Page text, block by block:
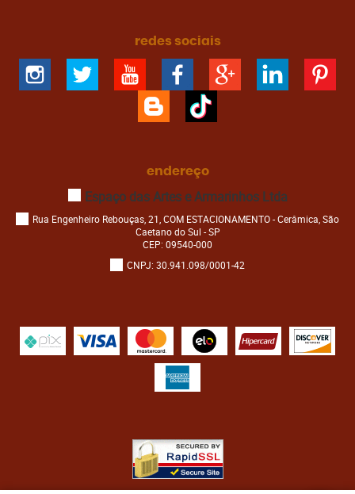
redes sociais
endereço
Espaço das Artes e Armarinhos Ltda
Rua Engenheiro Rebouças, 21, COM ESTACIONAMENTO-Cerâmica, São
Caetano do Sul -SP
CEP: 09540-000
CNPJ: 30.941.098/0001-42